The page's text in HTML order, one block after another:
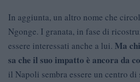
In aggiunta, un altro nome che
Ngonge. I granata, in fase di
essere interessati anche a lui. Ma
sa che il suo impatto è ancora da
il Napoli sembra essere un centro